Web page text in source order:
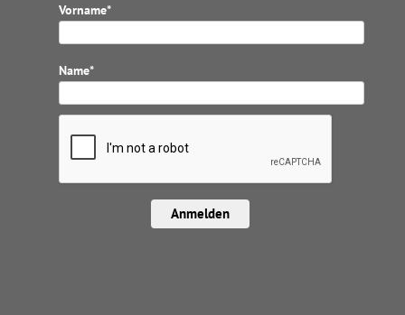
Vorname*
Name*
Anmelden